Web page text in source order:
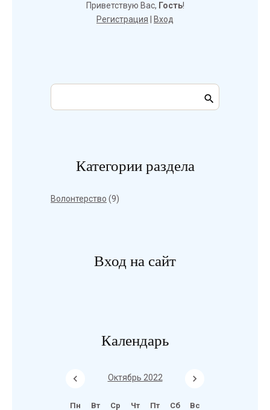
Приветствую Вас, Гость!
Регистрация
Вход
Категории раздела
Волонтерство (9)
Вход на сайт
Календарь
Октябрь 2022
Пн Вт Ср Чт Пт Сб Вс